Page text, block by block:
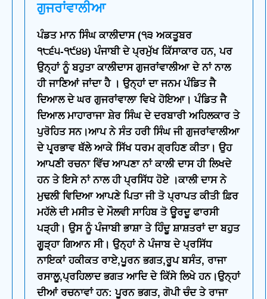
ਗੁਜਰਾਂਵਾਲੀਆ
ਪੰਡਤ ਮਾਨ ਸਿੰਘ ਕਾਲੀਦਾਸ (੧੩ ਅਕਤੂਬਰ
੧੮੬੫-੧੯੪੪) ਪੰਜਾਬੀ ਦੇ ਪ੍ਰਮੁੱਖ ਕਿੱਸਾਕਾਰ ਹਨ, ਪਰ
ਉਨ੍ਹਾਂ ਨੂੰ ਬਹੁਤਾ ਕਾਲੀਦਾਸ ਗੁਜਰਾਂਵਾਲੀਆ ਦੇ ਨਾਂ ਨਾਲ
ਹੀ ਜਾਣਿਆਂ ਜਾਂਦਾ ਹੈ । ਉਨ੍ਹਾਂ ਦਾ ਜਨਮ ਪੰਡਿਤ ਜੈ
ਦਿਆਲ ਦੇ ਘਰ ਗੁਜਰਾਂਵਾਲਾ ਵਿਖੇ ਹੋਇਆ। ਪੰਡਿਤ ਜੈ
ਦਿਆਲ ਮਾਹਾਰਾਜਾ ਸ਼ੇਰ ਸਿੰਘ ਦੇ ਦਰਬਾਰੀ ਅਹਿਲਕਾਰ ਤੇ
ਪੁਰੋਹਿਤ ਸਨ।ਆਪ ਨੇ ਸੰਤ ਹਰੀ ਸਿੰਘ ਜੀ ਗੁਜਰਾਂਵਾਲੀਆ
ਦੇ ਪ੍ਰ੍ਰਭਾਵ ਥੱਲੇ ਆਕੇ ਸਿੱਖ ਧਰਮ ਗ੍ਰਹਿਣ ਕੀਤਾ। ਉਹ
ਆਪਣੀ ਰਚਨਾ ਵਿੱਚ ਆਪਣਾ ਨਾਂ ਕਾਲੀ ਦਾਸ ਹੀ ਲਿਖਦੇ
ਹਨ ਤੇ ਇਸੇ ਨਾਂ ਨਾਲ ਹੀ ਪ੍ਰਸਿੱਧ ਹੋਏ ।ਕਾਲੀ ਦਾਸ ਨੇ
ਮੁਢਲੀ ਵਿਦਿਆ ਆਪਣੇ ਪਿਤਾ ਜੀ ਤੋ ਪ੍ਰਾਪਤ ਕੀਤੀ ਫ਼ਿਰ
ਮਹੱਲੇ ਦੀ ਮਸੀਤ ਦੇ ਮੌਲਵੀ ਸਾਹਿਬ ਤੋ ਊਰਦੂ ਫਾਰਸੀ
ਪੜ੍ਹੀ। ਉਸ ਨੂੰ ਪੰਜਾਬੀ ਭਾਸ਼ਾ ਤੇ ਹਿੰਦੂ ਸ਼ਾਸ਼ਤਰਾਂ ਦਾ ਬਹੁਤ
ਗੂੜ੍ਹਾ ਗਿਆਨ ਸੀ। ਉਨ੍ਹਾਂ ਨੇ ਪੰਜਾਬ ਦੇ ਪ੍ਰਸਿੱਧ
ਨਾਇਕਾਂ ਹਕੀਕਤ ਰਾਏ,ਪੂਰਨ ਭਗਤ,ਰੂਪ ਬਸੰਤ, ਰਾਜਾ
ਰਸਾਲੂ,ਪ੍ਰਹਿਲਾਦ ਭਗਤ ਆਦਿ ਦੇ ਕਿੱਸੇ ਲਿਖੇ ਹਨ।ਉਨ੍ਹਾਂ
ਦੀਆਂ ਰਚਨਾਵਾਂ ਹਨ: ਪੂਰਨ ਭਗਤ, ਗੋਪੀ ਚੰਦ ਤੇ ਰਾਜਾ